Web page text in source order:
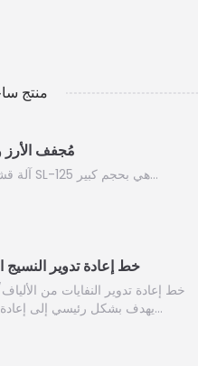
منتج
مُجفف الأرز
آلة قشر الأرز SL-125 هي بحجم كبير…
خط إعادة تدوير النسيج
خط إعادة تدوير النفايات من
يهدف بشكل رئيسي إلى إعادة التدوير…